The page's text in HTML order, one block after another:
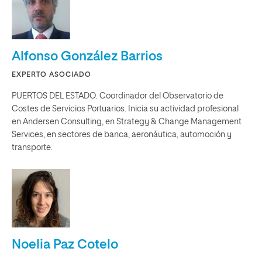
Alfonso González Barrios
EXPERTO ASOCIADO
PUERTOS DEL ESTADO. Coordinador del Observatorio de
Costes de Servicios Portuarios. Inicia su actividad profesional
en Andersen Consulting, en Strategy & Change Management
Services, en sectores de banca, aeronáutica, automoción y
transporte.
Noelia Paz Cotelo